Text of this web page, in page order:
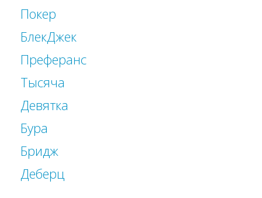
Покер
БлекДжек
Преферанс
Тысяча
Девятка
Бура
Бридж
Деберц